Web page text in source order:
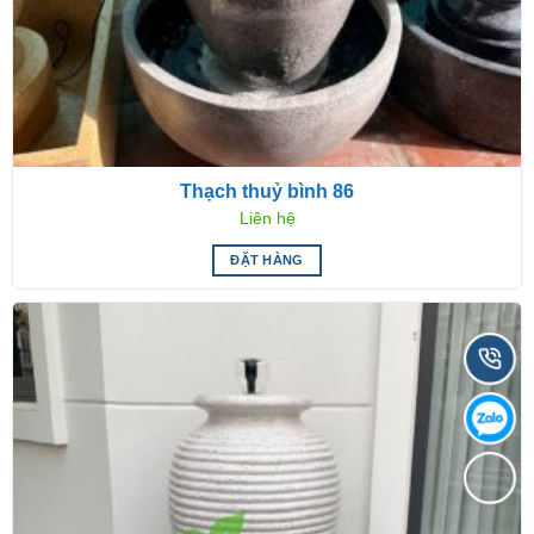
Thạch thuỷ bình 86
Liên hệ
ĐẶT HÀNG